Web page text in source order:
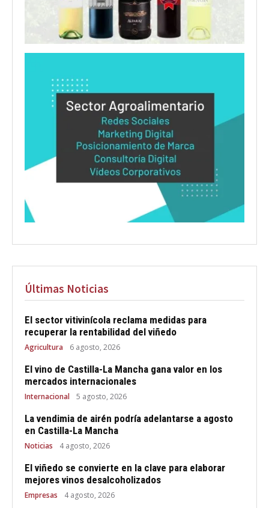
Últimas Noticias
El sector vitivinícola reclama medidas para
recuperar la rentabilidad del viñedo
Agricultura 6 agosto, 2026
El vino de Castilla-La Mancha gana valor en los
mercados internacionales
Internacional 5 agosto, 2026
La vendimia de airén podría adelantarse a agosto
en Castilla-La Mancha
Noticias 4 agosto, 2026
El viñedo se convierte en la clave para elaborar
mejores vinos desalcoholizados
Empresas 4 agosto, 2026